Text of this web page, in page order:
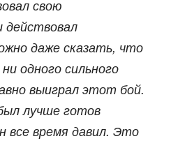
свою
даже сказать, что
одного сильного
выиграл этот бой.
лучше готов
все время давил. Это